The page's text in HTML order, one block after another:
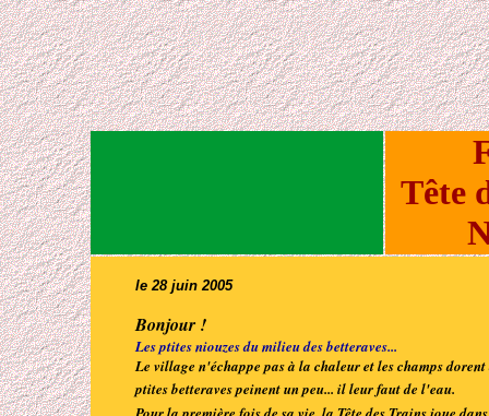
Tête
le 28 juin 2005
Bonjour !
Les ptites niouzes du milieu des betteraves...
Le village n'échappe pas à la chaleur et les champs
ptites betteraves peinent un peu... il leur faut de l'eau.